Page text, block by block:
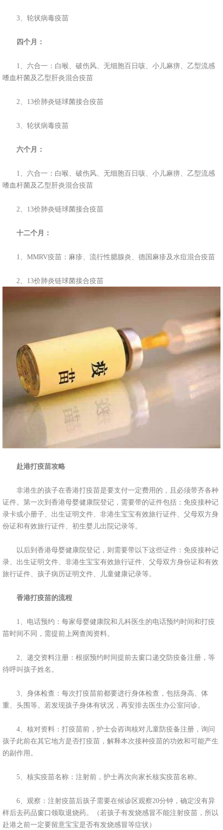
3、轮状病毒疫苗
四个月：
1、六合一：白喉、破伤风、无细胞百日咳、小儿麻痹、乙型流感
嗜血杆菌及乙型肝炎混合疫苗
2、13价肺炎链球菌接合疫苗
3、轮状病毒疫苗
六个月：
1、六合一：白喉、破伤风、无细胞百日咳、小儿麻痹、乙型流感
嗜血杆菌及乙型肝炎混合疫苗
2、13价肺炎链球菌接合疫苗
十二个月：
1、MMRV疫苗：麻疹、流行性腮腺炎、德国麻疹及水痘混合疫苗
2、13价肺炎链球菌接合疫苗
赴港打疫苗攻略
非港生的孩子在香港打疫苗是要支付一定费用的，且必须带齐各种
证件。第一次到香港母婴健康院登记，需要带的证件包括：免疫接种记
录卡或小册子、出生证明文件、非港生宝宝有效旅行证件、父母双方身
份证和有效旅行证件、初生婴儿出院记录等。
以后到香港母婴健康院登记，则需要带以下这些证件：免疫接种记
录、出生证明文件、非港生宝宝有效旅行证件、父母双方身份证和有效
旅行证件、孩子病历证明文件、儿童健康记录等。
香港打疫苗的流程
1、电话预约：每家母婴健康院和儿科医生的电话预约时间和打疫
苗时间不同，需提前上网查阅资料。
2、递交资料注册：根据预约时间提前去窗口递交防疫备注册，等
待呼叫孩子姓名。
3、身体检查：每次打疫苗前都要进行身体检查，包括身高、体
重、头围等。若发现孩子身体有状况，再安排去医生办公室问诊。
4、核对资料：打疫苗前，护士会咨询核对儿童防疫备注册，询问
孩子此前在其它地方是否打疫苗，解释本次接种疫苗的功效和可能产生
的副作用。
5、核实疫苗名称：注射前，护士再次向家长核实疫苗名称。
6、观察：注射疫苗后孩子需要在候诊区观察20分钟，确定没有异
样后去药品窗口领取退烧药。（若孩子有发烧感冒不能注射疫苗，所以
赴港之前一定要留意宝宝是否有发烧感冒等症状）